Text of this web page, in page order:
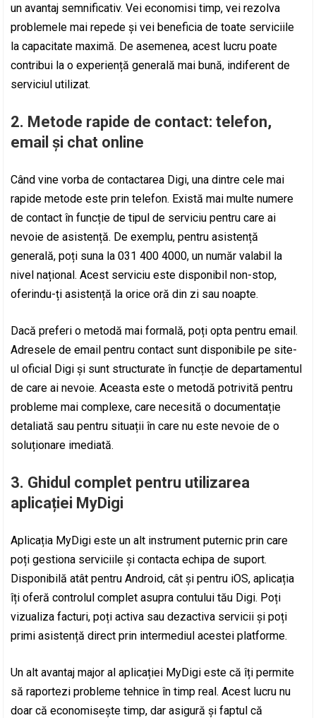
un avantaj semnificativ. Vei economisi timp, vei rezolva
problemele mai repede și vei beneficia de toate serviciile
la capacitate maximă. De asemenea, acest lucru poate
contribui la o experiență generală mai bună, indiferent de
serviciul utilizat.
2. Metode rapide de contact: telefon,
email și chat online
Când vine vorba de contactarea Digi, una dintre cele mai
rapide metode este prin telefon. Există mai multe numere
de contact în funcție de tipul de serviciu pentru care ai
nevoie de asistență. De exemplu, pentru asistență
generală, poți suna la 031 400 4000, un număr valabil la
nivel național. Acest serviciu este disponibil non-stop,
oferindu-ți asistență la orice oră din zi sau noapte.
Dacă preferi o metodă mai formală, poți opta pentru email.
Adresele de email pentru contact sunt disponibile pe site-
ul oficial Digi și sunt structurate în funcție de departamentul
de care ai nevoie. Aceasta este o metodă potrivită pentru
probleme mai complexe, care necesită o documentație
detaliată sau pentru situații în care nu este nevoie de o
soluționare imediată.
3. Ghidul complet pentru utilizarea
aplicației MyDigi
Aplicația MyDigi este un alt instrument puternic prin care
poți gestiona serviciile și contacta echipa de suport.
Disponibilă atât pentru Android, cât și pentru iOS, aplicația
îți oferă controlul complet asupra contului tău Digi. Poți
vizualiza facturi, poți activa sau dezactiva servicii și poți
primi asistență direct prin intermediul acestei platforme.
Un alt avantaj major al aplicației MyDigi este că îți permite
să raportezi probleme tehnice în timp real. Acest lucru nu
doar că economisește timp, dar asigură și faptul că